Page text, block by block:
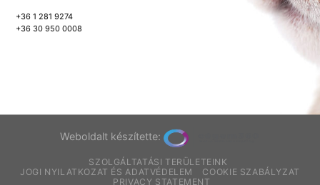
+36 1 281 9274
+36 30 950 0008
Weboldalt készítette:
SZOLGÁLTATÁSI TERÜLETEINK
JOGI NYILATKOZAT ÉS ADATVÉDELEM
COOKIE SZABÁLYZAT
PRIVACY STATEMENT